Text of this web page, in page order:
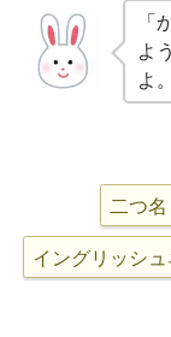
「
よ
よ。
二つ
イングリッシュ